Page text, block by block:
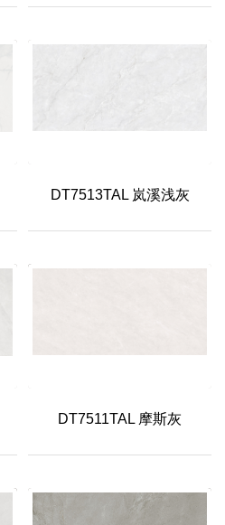
DT7513TAL 岚溪浅灰
DT7511TAL 摩斯灰